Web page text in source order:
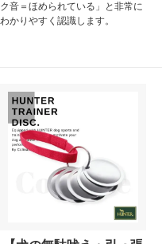
ク音＝ほめられている」と非常に
わかりやすく認識します。